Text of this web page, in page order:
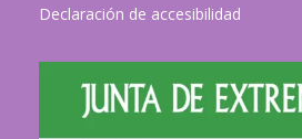
Declaración de accesibilidad